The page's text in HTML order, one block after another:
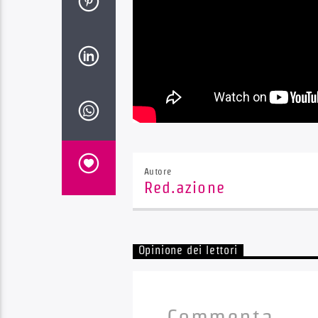
Autore
Red.azione
Opinione dei lettori